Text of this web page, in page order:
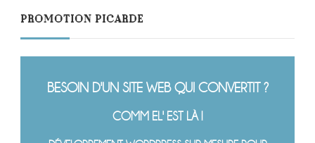
PROMOTION PICARDE
BESOIN D'UN SITE WEB QUI CONVERTIT ?
COMM EL' EST LÀ !